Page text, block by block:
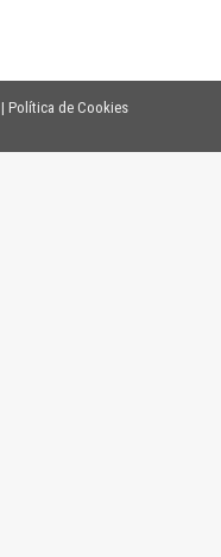
| Política de Cookies